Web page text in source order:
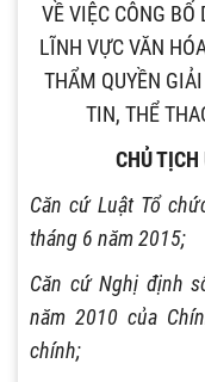
VỀ VIỆC CÔNG
LĨNH VỰC VĂN
THẨM QUYỀN
TIN, THỂ
CHỦ
Căn cứ Luật Tổ
tháng 6 năm 2015;
Căn cứ Nghị định
năm 2010 của
chính;